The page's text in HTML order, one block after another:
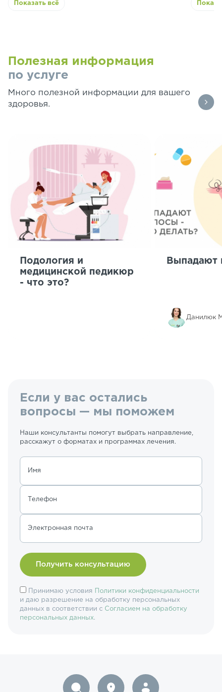
Показать всё
Полезная информация
по услуге
Много полезной информации для вашего
здоровья.
Подология и
медицинской педикюр
- что это?
Выпадают
Данилюк
Если у вас остались
вопросы — мы поможем
Наши консультанты помогут выбрать направление,
расскажут о форматах и программах лечения.
Имя
Телефон
Электронная почта
Принимаю условия
Политики конфиденциальности
и даю разрешение на обработку персональных
данных в соответствии с Согласием на обработку
персональных данных.